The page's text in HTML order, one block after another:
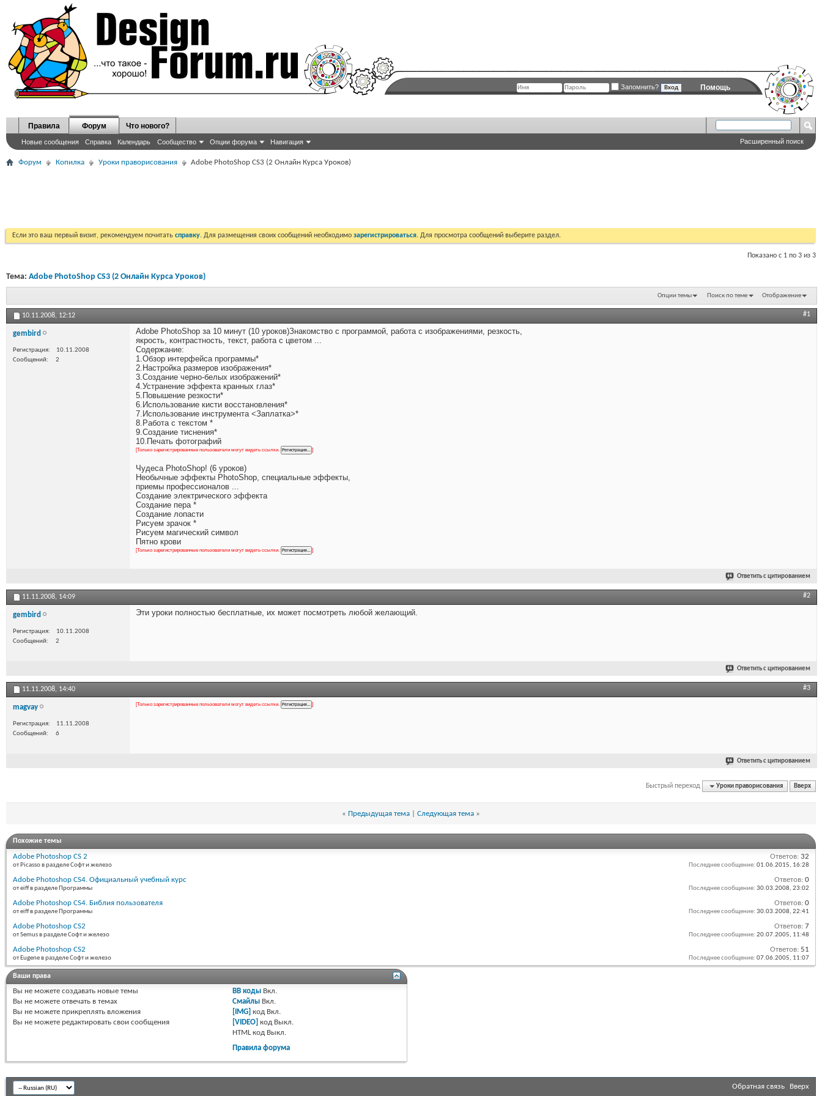
Помощь
Запомнить?
Правила Форум
Новые сообщения Справка Календарь Сообщество Опции форума Навигация
Что нового?
Расширенный поиск
Форум Копилка Уроки праворисования Adobe PhotoShop CS3 (2 Онлайн Курса Уроков)
Если это ваш первый визит, рекомендуем почитать справку. Для размещения своих сообщений необходимо зарегистрироваться. Для просмотра сообщений выберите раздел.
Показано с 1 по 3 из 3
Тема: Adobe PhotoShop CS3 (2 Онлайн Курса Уроков)
Опции темы Поиск по теме Отображение
10.11.2008, 12:12 #1
gembird
Регистрация
10.11.2008
Сообщений
2
Adobe PhotoShop за 10 минут (10 уроков)Знакомство с программой, работа с изображениями, резкость,
якрость, контрастность, текст, работа с цветом ...
Содержание:
1.Обзор интерфейса программы*
2.Настройка размеров изображения*
3.Создание черно-белых изображений*
4.Устранение эффекта кранных глаз*
5.Повышение резкости*
6.Использование кисти восстановления*
7.Использование инструмента <Заплатка>*
8.Работа с текстом *
9.Создание тиснения*
10.Печать фотографий
[Только зарегистрированные пользователи могут видеть ссылки. ]
Чудеса PhotoShop! (6 уроков)
Необычные эффекты PhotoShop, специальные эффекты,
приемы профессионалов ...
Создание электрического эффекта
Создание пера *
Создание лопасти
Рисуем зрачок *
Рисуем магический символ
Пятно крови
[Только зарегистрированные пользователи могут видеть ссылки. ]
Ответить с цитированием
11.11.2008, 14:09 #2
gembird
Регистрация
10.11.2008
Сообщений
2
Эти уроки полностью бесплатные, их может посмотреть любой желающий.
Ответить с цитированием
11.11.2008, 14:40 #3
magvay
Регистрация
11.11.2008
Сообщений
6
[Только зарегистрированные пользователи могут видеть ссылки. ]
Ответить с цитированием
Быстрый переход Уроки праворисования Вверх
« Предыдущая тема Следующая тема »
Похожие темы
Adobe Photoshop CS 2
от Picasso в разделе Софт и железо
Ответов: 32
Последнее сообщение: 01.06.2015, 16:28
Adobe Photoshop CS4. Официальный учебный курс
от eiff в разделе Программы
Ответов: 0
Последнее сообщение: 30.03.2008, 23:02
Adobe Photoshop CS4. Библия пользователя
от eiff в разделе Программы
Ответов: 0
Последнее сообщение: 30.03.2008, 22:41
Adobe Photoshop CS2
от Semus в разделе Софт и железо
Ответов: 7
Последнее сообщение: 20.07.2005, 11:48
Adobe Photoshop CS2
от Eugene в разделе Софт и железо
Ответов: 51
Последнее сообщение: 07.06.2005, 11:07
Ваши права
Вы не можете создавать новые темы
Вы не можете отвечать в темах
Вы не можете прикреплять вложения
Вы не можете редактировать свои сообщения
BB коды Вкл.
Смайлы Вкл.
[IMG] код Вкл.
[VIDEO] код Выкл.
HTML код Выкл.
Правила форума
Обратная связь Вверх